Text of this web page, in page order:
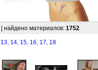
| найдено материалов: 1752
13, 14, 15, 16, 17, 18